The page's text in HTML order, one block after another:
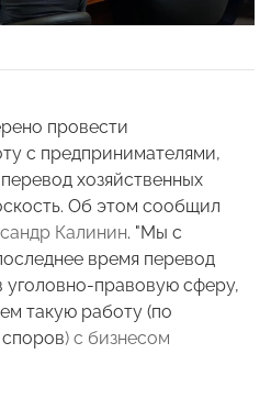
провести
с предпринимателями,
хозяйственных
Об этом сообщил
Калинин. "Мы с
время перевод
уголовно-правовую сферу,
такую работу (по
) с бизнесом